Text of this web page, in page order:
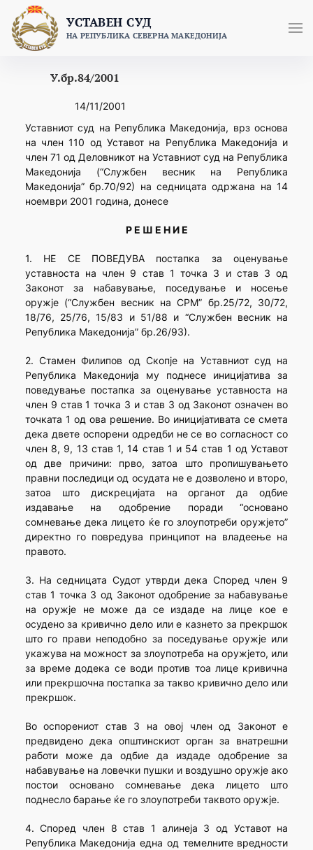
content
УСТАВЕН СУД
НА РЕПУБЛИКА СЕВЕРНА МАКЕДОНИЈА
У.бр.84/2001
14/11/2001
Уставниот суд на Република Македонија, врз основа
на член 110 од Уставот на Република Македонија и
член 71 од Деловникот на Уставниот суд на Република
Македонија (“Службен весник на Република
Македонија” бр.70/92) на седницата одржана на 14
ноември 2001 година, донесе
Р Е Ш Е Н И Е
1. НЕ СЕ ПОВЕДУВА постапка за оценување
уставноста на член 9 став 1 точка 3 и став 3 од
Законот за набавување, поседување и носење
оружје (“Службен весник на СРМ” бр.25/72, 30/72,
18/76, 25/76, 15/83 и 51/88 и “Службен весник на
Република Македонија” бр.26/93).
2. Стамен Филипов од Скопје на Уставниот суд на
Република Македонија му поднесе иницијатива за
поведување постапка за оценување уставноста на
член 9 став 1 точка 3 и став 3 од Законот означен во
точката 1 од ова решение. Во иницијативата се смета
дека двете оспорени одредби не се во согласност со
член 8, 9, 13 став 1, 14 став 1 и 54 став 1 од Уставот
од две причини: прво, затоа што пропишувањето
правни последици од осудата не е дозволено и второ,
затоа што дискрецијата на органот да одбие
издавање на одобрение поради “основано
сомневање дека лицето ќе го злоупотреби оружјето”
директно го повредува принципот на владеење на
правото.
3. На седницата Судот утврди дека Според член 9
став 1 точка 3 од Законот одобрение за набавување
на оружје не може да се издаде на лице кое е
осудено за кривично дело или е казнето за прекршок
што го прави неподобно за поседување оружје или
укажува на можност за злоупотреба на оружјето, или
за време додека се води против тоа лице кривична
или прекршочна постапка за такво кривично дело или
прекршок.
Во оспорениот став 3 на овој член од Законот е
предвидено дека општинскиот орган за внатрешни
работи може да одбие да издаде одобрение за
набавување на ловечки пушки и воздушно оружје ако
постои основано сомневање дека лицето што
поднесло барање ќе го злоупотреби таквото оружје.
4. Според член 8 став 1 алинеја 3 од Уставот на
Република Македонија една од темелните вредности